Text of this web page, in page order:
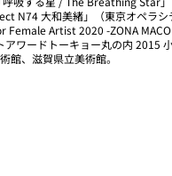
N74 大和美緒」（東京オペラシ
Artist 2020 -ZONA MACO
ワードトーキョー丸の内 2015
館、滋賀県立美術館。